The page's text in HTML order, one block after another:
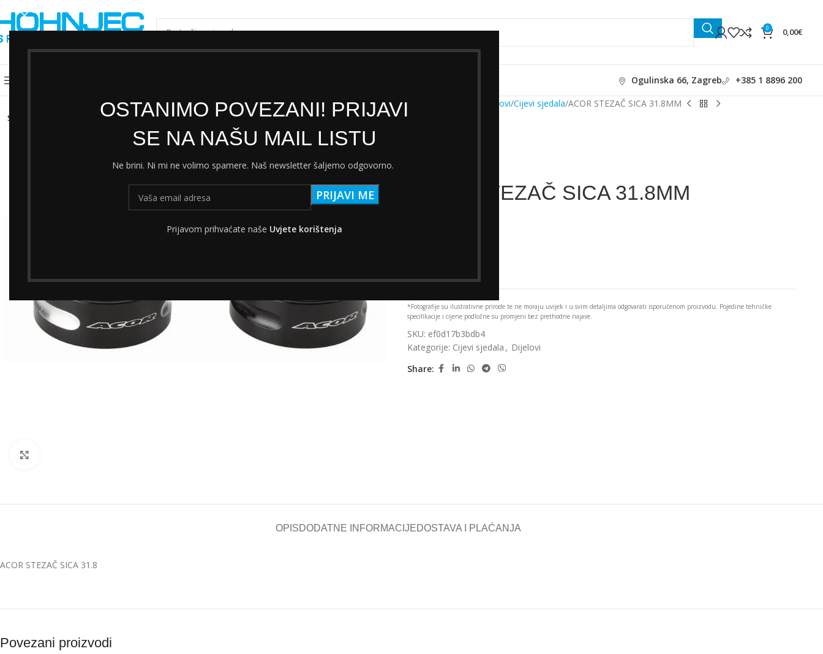
OSTANIMO POVEZANI! PRIJAVI
SE NA NAŠU MAIL LISTU
Ne brini. Ni mi ne volimo spamere. Naš newsletter šaljemo odgovorno.
Prijavom prihvaćate naše Uvjete korištenja
ODABERI KATEGORIJU
0 0,00€
Ogulinska 66, Zagreb +385 1 8896 200
SOLD
Početna Dijelovi Cijevi sjedala ACOR STEZAČ SICA 31.8MM
ACOR STEZAČ SICA 31.8MM
*Fotografije su ilustrativne prirode te ne moraju uvijek i u svim detaljima odgovarati isporučenom proizvodu. Pojedine tehničke
specifikacije i cijene podložne su promjeni bez prethodne najave.
SKU: ef0d17b3bdb4
Kategorije: Cijevi sjedala , Dijelovi
Share:
OPISDODATNE INFORMACIJEDOSTAVA I PLAĆANJA
ACOR STEZAČ SICA 31.8
Povezani proizvodi